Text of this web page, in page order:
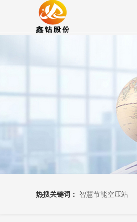
热搜关键词： 智慧节能空压站